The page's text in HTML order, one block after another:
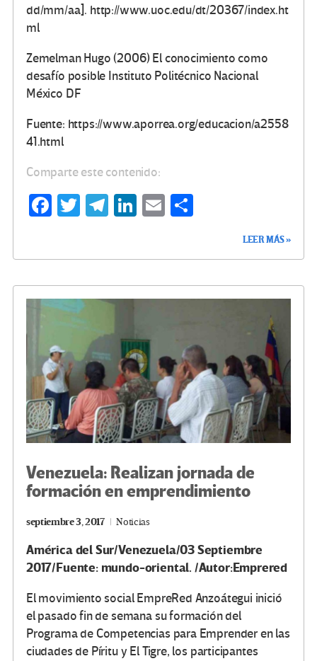
dd/mm/aa]. http://www.uoc.edu/dt/20367/index.ht
ml
Zemelman Hugo (2006) El conocimiento como
desafío posible Instituto Politécnico Nacional
México DF
Fuente: https://www.aporrea.org/educacion/a2558
41.html
Comparte este contenido:
Fa
o
k
T
Te
m
Li
n
E
ar
LEER MÁS »
Venezuela: Realizan jornada de
formación en emprendimiento
septiembre 3, 2017 Noticias
América del Sur/Venezuela/03 Septiembre
2017/Fuente: mundo-oriental. /Autor:Emprered
El movimiento social EmpreRed Anzoátegui inició
el pasado fin de semana su formación del
Programa de Competencias para Emprender en las
ciudades de Píritu y El Tigre, los participantes